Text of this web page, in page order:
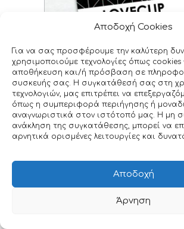
Αποδοχή Cookies
Για να σας προσφέρουμε την καλύτερη
χρησιμοποιούμε τεχνολογίες όπως cookies
αποθήκευση και/ή πρόσβαση σε
συσκευής σας. Η συγκατάθεσή σας στη
τεχνολογιών, μας επιτρέπει να
όπως η συμπεριφορά περιήγησης ή
αναγνωριστικά στον ιστότοπό μας. Η μη
ανάκληση της συγκατάθεσης, μπορεί να
αρνητικά ορισμένες λειτουργίες και
Αποδοχή
Άρνηση
Τετράγωνα αυτοκόλλητα –
με τυπωμένη
P24_RTAT_V5
€0.30–€0.40